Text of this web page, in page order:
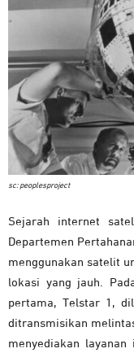
sc: peoplesproject
Sejarah internet
Departemen
menggunakan satelit
lokasi yang jauh.
pertama, Telstar 1,
ditransmisikan
menyediakan